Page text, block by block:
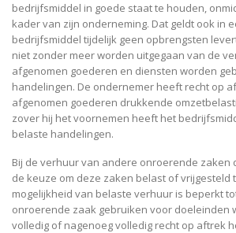
bedrijfsmiddel in goede staat te houden,
kader van zijn onderneming. Dat geldt ook in
bedrijfsmiddel tijdelijk geen opbrengsten
niet zonder meer worden uitgegaan van de
afgenomen goederen en diensten worden
handelingen. De ondernemer heeft recht op
afgenomen goederen drukkende
zover hij het voornemen heeft het
belaste handelingen.
Bij de verhuur van andere onroerende zaken
de keuze om deze zaken belast of vrijgesteld
mogelijkheid van belaste verhuur is beperkt
onroerende zaak gebruiken voor doeleinden
volledig of nagenoeg volledig recht op aftrek